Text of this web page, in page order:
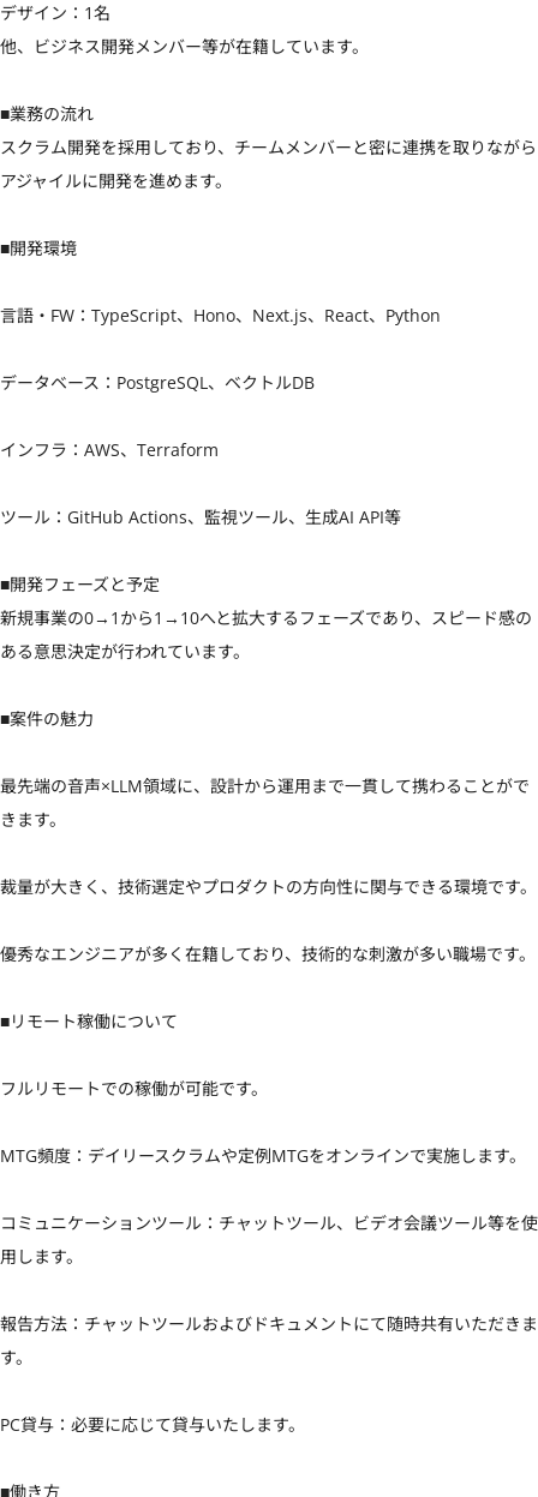
デザイン：1名
他、ビジネス開発メンバー等が在籍しています。
■業務の流れ
スクラム開発を採用しており、チームメンバーと密に連携を取りながら
アジャイルに開発を進めます。
■開発環境
言語・FW：TypeScript、Hono、Next.js、React、Python
データベース：PostgreSQL、ベクトルDB
インフラ：AWS、Terraform
ツール：GitHub Actions、監視ツール、生成AI API等
■開発フェーズと予定
新規事業の0→1から1→10へと拡大するフェーズであり、スピード感の
ある意思決定が行われています。
■案件の魅力
最先端の音声×LLM領域に、設計から運用まで一貫して携わることがで
きます。
裁量が大きく、技術選定やプロダクトの方向性に関与できる環境です。
優秀なエンジニアが多く在籍しており、技術的な刺激が多い職場です。
■リモート稼働について
フルリモートでの稼働が可能です。
MTG頻度：デイリースクラムや定例MTGをオンラインで実施します。
コミュニケーションツール：チャットツール、ビデオ会議ツール等を使
用します。
報告方法：チャットツールおよびドキュメントにて随時共有いただきま
す。
PC貸与：必要に応じて貸与いたします。
■働き方